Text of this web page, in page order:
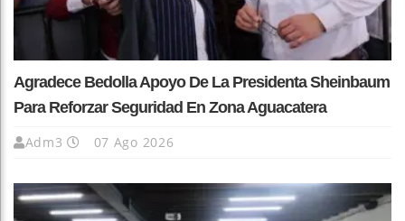
Agradece Bedolla Apoyo De La Presidenta Sheinbaum
Para Reforzar Seguridad En Zona Aguacatera
Adm3 07 Ago 2026